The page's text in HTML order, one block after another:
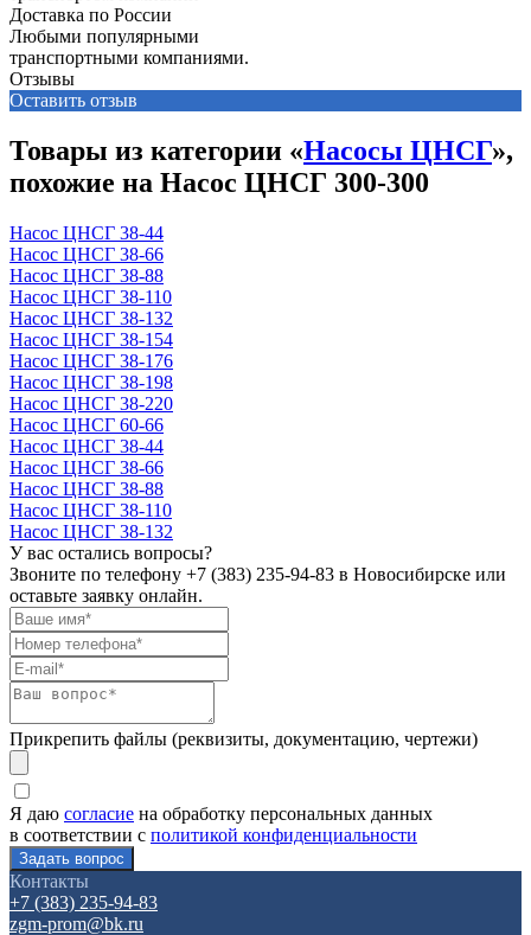
Доставка по России
Любыми популярными
транспортными компаниями.
Отзывы
Оставить отзыв
Товары из категории «Насосы ЦНСГ»,
похожие на Насос ЦНСГ 300-300
Насос ЦНСГ 38-44
Насос ЦНСГ 38-66
Насос ЦНСГ 38-88
Насос ЦНСГ 38-110
Насос ЦНСГ 38-132
Насос ЦНСГ 38-154
Насос ЦНСГ 38-176
Насос ЦНСГ 38-198
Насос ЦНСГ 38-220
Насос ЦНСГ 60-66
Насос ЦНСГ 38-44
Насос ЦНСГ 38-66
Насос ЦНСГ 38-88
Насос ЦНСГ 38-110
Насос ЦНСГ 38-132
У вас остались вопросы?
Звоните по телефону +7 (383) 235-94-83 в Новосибирске или
оставьте заявку онлайн.
Прикрепить файлы (реквизиты, документацию, чертежи)
Я даю согласие на обработку персональных данных
в соответствии с политикой конфиденциальности
Контакты
+7 (383) 235-94-83
zgm-prom@bk.ru